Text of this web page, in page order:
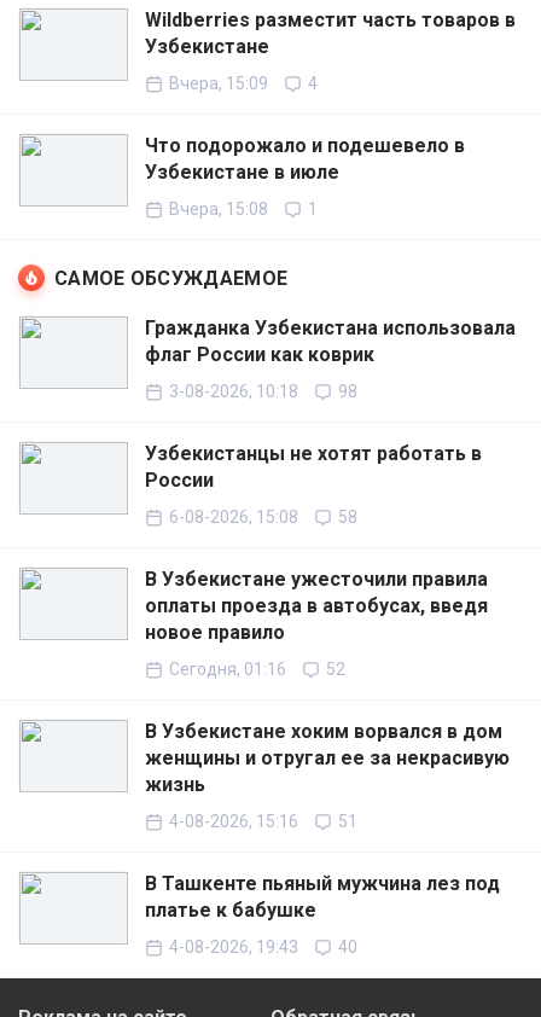
Wildberries разместит часть товаров в
Узбекистане
Вчера, 15:09 4
Что подорожало и подешевело в
Узбекистане в июле
Вчера, 15:08 1
САМОЕ ОБСУЖДАЕМОЕ
Гражданка Узбекистана использовала
флаг России как коврик
3-08-2026, 10:18 98
Узбекистанцы не хотят работать в
России
6-08-2026, 15:08 58
В Узбекистане ужесточили правила
оплаты проезда в автобусах, введя
новое правило
Сегодня, 01:16 52
В Узбекистане хоким ворвался в дом
женщины и отругал ее за некрасивую
жизнь
4-08-2026, 15:16 51
В Ташкенте пьяный мужчина лез под
платье к бабушке
4-08-2026, 19:43 40